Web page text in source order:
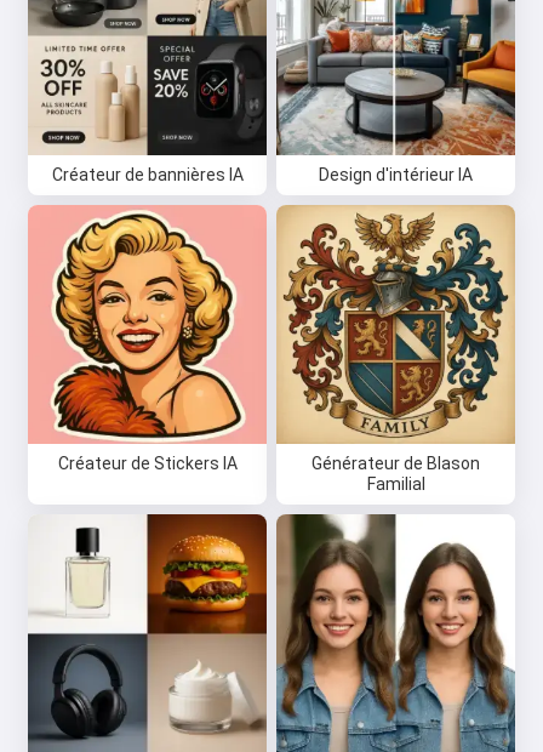
Créateur de bannières IA Design d'intérieur IA
Créateur de Stickers IA
Générateur de Blason
Familial
Salut 👋
Je peux créer des chansons, écrire
des poèmes et faire des
félicitations 🥰
Essayez gratuitement